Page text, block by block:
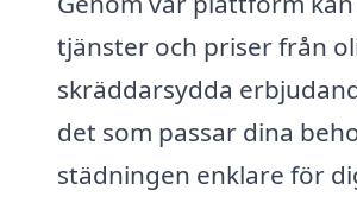
tjänster och priser från
skräddarsydda
det som passar dina
städningen enklare för